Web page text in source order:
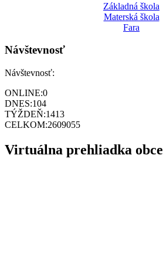
Základná škola
Materská škola
Fara
Návštevnosť
Návštevnosť:
ONLINE:0
DNES:104
TÝŽDEŇ:1413
CELKOM:2609055
Virtuálna prehliadka obce